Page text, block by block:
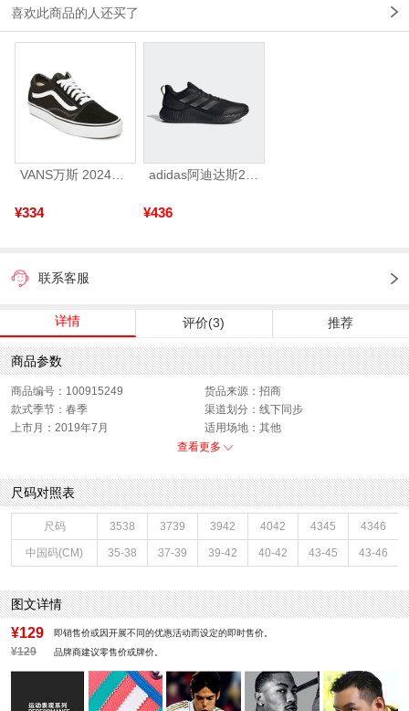
喜欢此商品的人还买了
VANS万斯 2024年新款中性OldSkool帆布鞋/硫化鞋VN000D3HY28（延续款）
¥334 ¥436
联系客服
详情 评价(3) 推荐
商品参数
商品编号：100915249
货品来源：招商
款式季节：春季
渠道划分：线下同步
上市月：2019年7月
适用场地：其他
鞋类流行款式：袜子
销售季：19Q3
性别：中性
查看更多
尺码对照表
尺码 3538 3739 3942 4042 4345 4346
中国码(CM) 35-38 37-39 39-42 40-42 43-45 43-46
图文详情
¥129 即销售价或因开展不同的优惠活动而设定的即时售价。
¥129 品牌商建议零售价或牌价。